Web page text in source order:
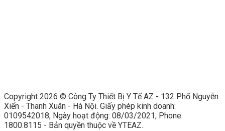
Copyright 2026 © Công Ty Thiết Bị Y Tế AZ - 132 Phố Nguyễn
Xiển - Thanh Xuân - Hà Nội. Giấy phép kinh doanh:
0109542018, Ngày hoạt động: 08/03/2021, Phone:
1800.8115 - Bản quyền thuộc về YTEAZ.